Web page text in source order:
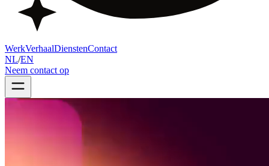
WerkVerhaalDienstenContact
NL/EN
Neem contact op